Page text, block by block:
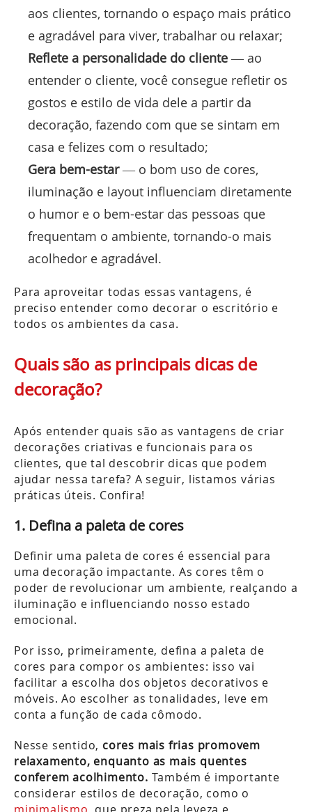
aos clientes, tornando o espaço mais prático
e agradável para viver, trabalhar ou relaxar;
Reflete a personalidade do cliente — ao
entender o cliente, você consegue refletir os
gostos e estilo de vida dele a partir da
decoração, fazendo com que se sintam em
casa e felizes com o resultado;
Gera bem-estar— o bom uso de cores,
iluminação e layout influenciam diretamente
o humor e o bem-estar das pessoas que
frequentam o ambiente, tornando-o mais
acolhedor e agradável.
Para aproveitar todas essas vantagens, é
preciso entender como decorar o escritório e
todos os ambientes da casa.
Quais são as principais dicas de
decoração?
Após entender quais são as vantagens de criar
decorações criativas e funcionais para os
clientes, que tal descobrir dicas que podem
ajudar nessa tarefa? A seguir, listamos várias
práticas úteis. Confira!
1. Defina a paleta de cores
Definir uma paleta de cores é essencial para
uma decoração impactante. As cores têm o
poder de revolucionar um ambiente, realçando a
iluminação e influenciando nosso estado
emocional.
Por isso, primeiramente, defina a paleta de
cores para compor os ambientes: isso vai
facilitar a escolha dos objetos decorativos e
móveis. Ao escolher as tonalidades, leve em
conta a função de cada cômodo.
Nesse sentido, cores mais frias promovem
relaxamento, enquanto as mais quentes
conferem acolhimento. Também é importante
considerar estilos de decoração, como o